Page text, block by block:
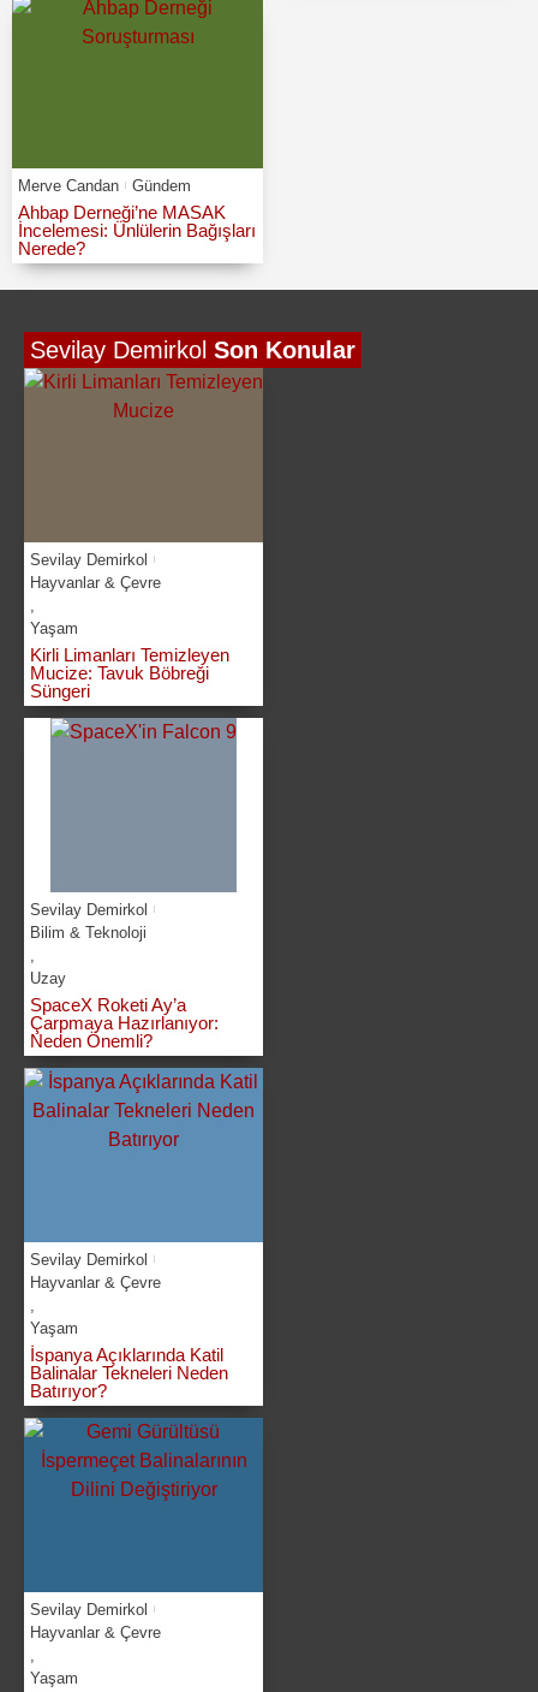
Merve Candan Gündem
Ahbap Derneği’ne MASAK
İncelemesi: Ünlülerin Bağışları
Nerede?
Sevilay Demirkol Son Konular
Sevilay Demirkol
Hayvanlar & Çevre
Yaşam
Kirli Limanları Temizleyen
Mucize: Tavuk Böbreği
Süngeri
Sevilay Demirkol
Bilim & Teknoloji
Uzay
SpaceX Roketi Ay’a
Çarpmaya Hazırlanıyor:
Neden Önemli?
Sevilay Demirkol
Hayvanlar & Çevre
Yaşam
İspanya Açıklarında Katil
Balinalar Tekneleri Neden
Batırıyor?
Sevilay Demirkol
Hayvanlar & Çevre
Yaşam